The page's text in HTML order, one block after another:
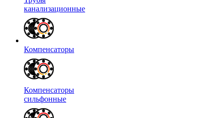
канализационные
Компенсаторы
Компенсаторы
сильфонные